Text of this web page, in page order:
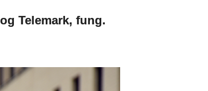
Telemark, fung.